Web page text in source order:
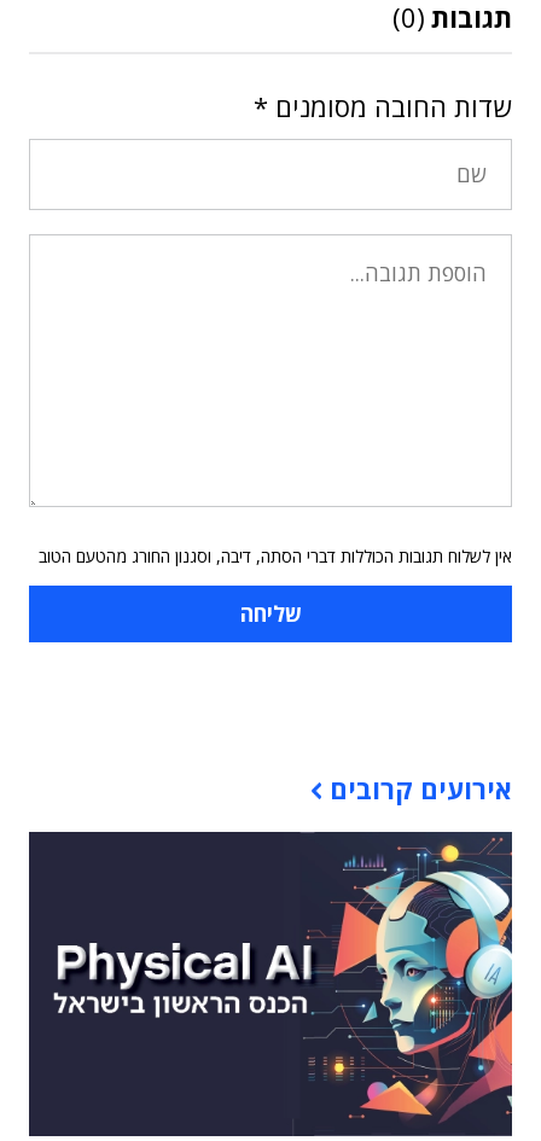
תגובות (0)
שדות החובה מסומנים *
אין לשלוח תגובות הכוללות דברי הסתה, דיבה, וסגנון החורג מהטעם הטוב
אירועים קרובים